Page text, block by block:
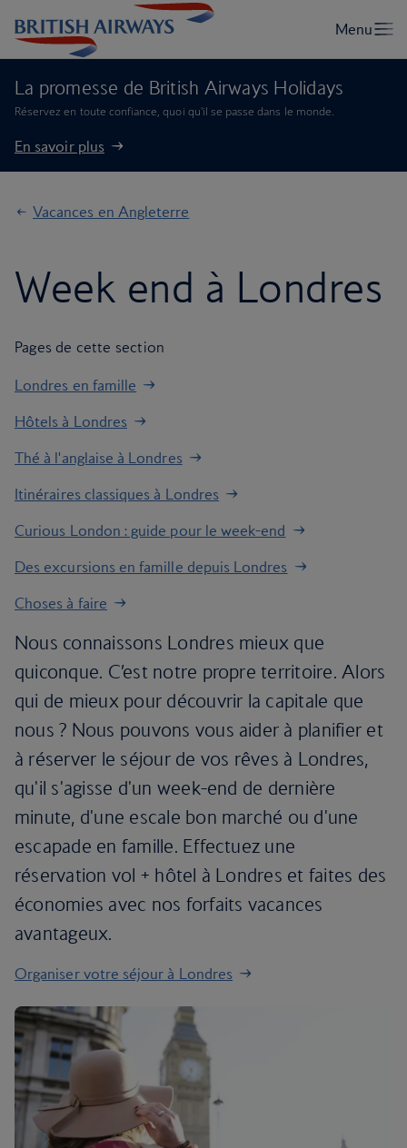
La promesse de British Airways Holidays
Réservez en toute confiance, quoi qu'il se passe dans le monde.
En savoir plus
Vacances en Angleterre
Week end à Londres
Pages de cette section
Londres en famille
Hôtels à Londres
Thé à l'anglaise à Londres
Itinéraires classiques à Londres
Curious London : guide pour le week-end
Des excursions en famille depuis Londres
Choses à faire
Nous connaissons Londres mieux que
quiconque. C’est notre propre territoire. Alors
qui de mieux pour découvrir la capitale que
nous ? Nous pouvons vous aider à planifier et
à réserver le séjour de vos rêves à Londres,
qu'il s'agisse d'un week-end de dernière
minute, d'une escale bon marché ou d'une
escapade en famille. Effectuez une
réservation vol + hôtel à Londres et faites des
économies avec nos forfaits vacances
avantageux.
Organiser votre séjour à Londres